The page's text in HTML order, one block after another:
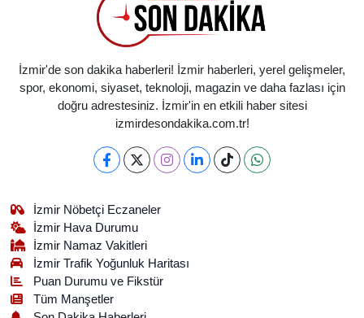
İzmir'de son dakika haberleri! İzmir haberleri, yerel gelişmeler,
spor, ekonomi, siyaset, teknoloji, magazin ve daha fazlası için
doğru adrestesiniz. İzmir'in en etkili haber sitesi
izmirdesondakika.com.tr!
İzmir Nöbetçi Eczaneler
İzmir Hava Durumu
İzmir Namaz Vakitleri
İzmir Trafik Yoğunluk Haritası
Puan Durumu ve Fikstür
Tüm Manşetler